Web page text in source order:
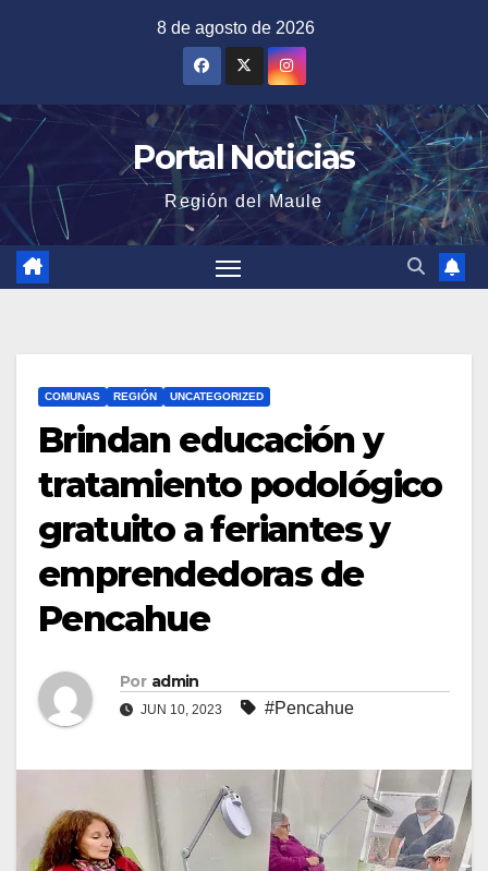
8 de agosto de 2026
Portal Noticias
Región del Maule
COMUNAS REGIÓN UNCATEGORIZED
Brindan educación y
tratamiento podológico
gratuito a feriantes y
emprendedoras de
Pencahue
Por admin
JUN 10, 2023 #Pencahue